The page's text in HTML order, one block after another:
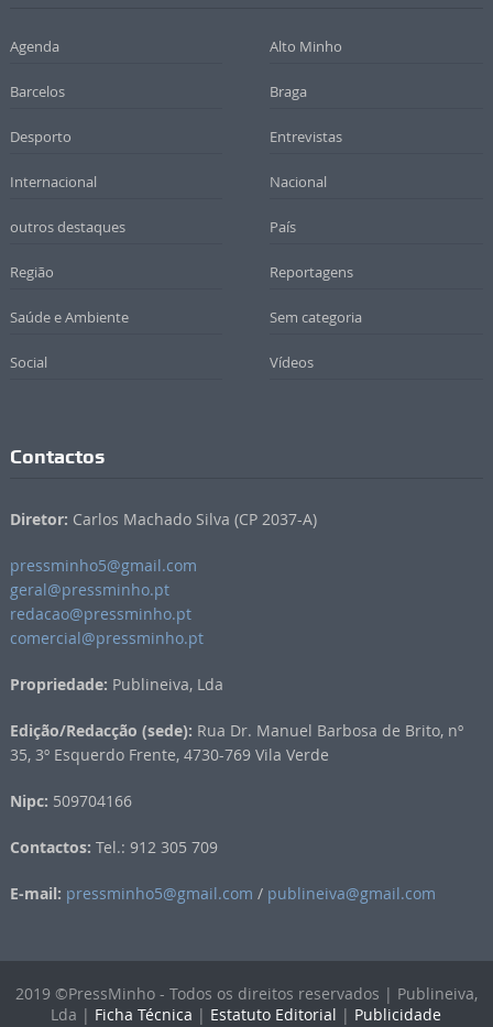
Agenda Alto Minho
Barcelos Braga
Desporto Entrevistas
Internacional Nacional
outros destaques País
Região Reportagens
Saúde e Ambiente Sem categoria
Social Vídeos
Contactos
Diretor: Carlos Machado Silva (CP 2037-A)
pressminho5@gmail.com
geral@pressminho.pt
redacao@pressminho.pt
comercial@pressminho.pt
Propriedade: Publineiva, Lda
Edição/Redacção (sede): Rua Dr. Manuel Barbosa de Brito, nº
35, 3º Esquerdo Frente, 4730-769 Vila Verde
Nipc: 509704166
Contactos: Tel.: 912 305 709
E-mail: pressminho5@gmail.com / publineiva@gmail.com
2019 ©PressMinho - Todos os direitos reservados | Publineiva,
Lda | Ficha Técnica | Estatuto Editorial | Publicidade